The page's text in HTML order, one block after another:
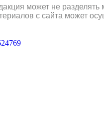
может не разделять
с сайта может